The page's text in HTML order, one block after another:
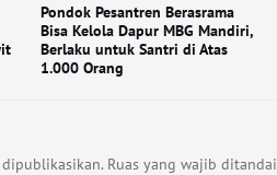
Pondok Pesantren Berasrama
Bisa Kelola Dapur MBG Mandiri,
Berlaku untuk Santri di Atas
1.000 Orang
Ruas yang wajib ditandai